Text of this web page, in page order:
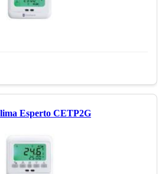
Esperto CETP2G